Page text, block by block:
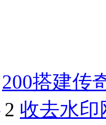
200搭建传
2 收去水印